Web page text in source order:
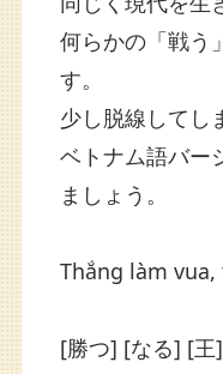
何らかの「戦う
す。
少し脱線してし
ベトナム語バー
ましょう。
Thắng làm vua,
[勝つ] [なる] [